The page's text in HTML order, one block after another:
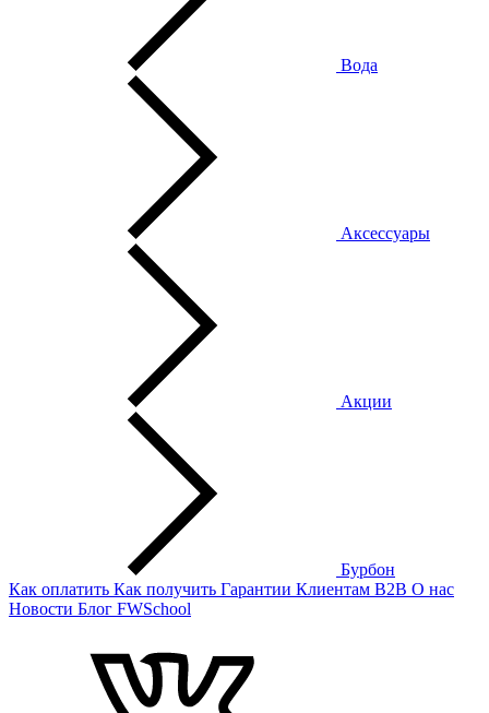
Вода
Аксессуары
Акции
Бурбон
Как оплатить Как получить Гарантии Клиентам B2B О нас
Новости Блог FWSchool